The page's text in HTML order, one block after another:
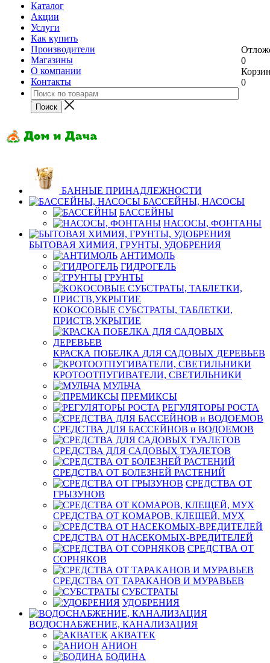
Каталог
Акции
Услуги
Как купить
Производители
Магазины
О компании
Контакты
0
0
БАННЫЕ ПРИНАДЛЕЖНОСТИ
БАССЕЙНЫ, НАСОСЫ
БАССЕЙНЫ
НАСОСЫ, ФОНТАНЫ
БЫТОВАЯ ХИМИЯ, ГРУНТЫ, УДОБРЕНИЯ
АНТИМОЛЬ
ГИДРОГЕЛЬ
ГРУНТЫ
КОКОСОВЫЕ СУБСТРАТЫ, ТАБЛЕТКИ,
ПРИСТВ,УКРЫТИЕ
КРАСКА ПОБЕЛКА ДЛЯ САДОВЫХ ДЕРЕВЬЕВ
КРОТООТПУГИВАТЕЛИ, СВЕТИЛЬНИКИ
МУЛЬЧА
ПРЕМИКСЫ
РЕГУЛЯТОРЫ РОСТА
СРЕДСТВА ДЛЯ БАССЕЙНОВ и ВОДОЕМОВ
СРЕДСТВА ДЛЯ САДОВЫХ ТУАЛЕТОВ
СРЕДСТВА ОТ БОЛЕЗНЕЙ РАСТЕНИЙ
СРЕДСТВА ОТ
ГРЫЗУНОВ
СРЕДСТВА ОТ КОМАРОВ, КЛЕЩЕЙ, МУХ
СРЕДСТВА ОТ НАСЕКОМЫХ-ВРЕДИТЕЛЕЙ
СРЕДСТВА ОТ
СОРНЯКОВ
СРЕДСТВА ОТ ТАРАКАНОВ И МУРАВЬЕВ
СУБСТРАТЫ
УДОБРЕНИЯ
ВОДОСНАБЖЕНИЕ, КАНАЛИЗАЦИЯ
АКВАТЕК
АНИОН
БОДИНА